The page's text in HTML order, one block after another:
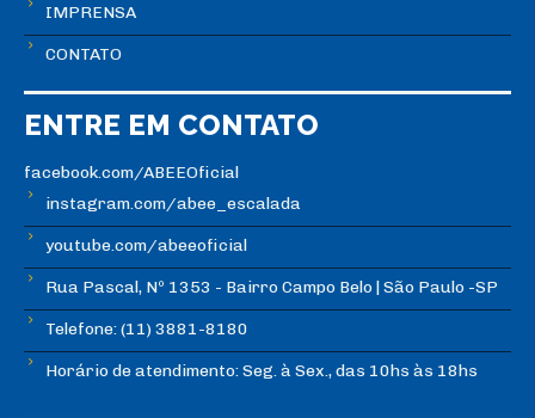
IMPRENSA
CONTATO
ENTRE EM CONTATO
facebook.com/ABEEOficial
instagram.com/abee_escalada
youtube.com/abeeoficial
Rua Pascal, Nº 1353 - Bairro Campo Belo | São Paulo -SP
Telefone: (11) 3881-8180
Horário de atendimento: Seg. à Sex., das 10hs às 18hs